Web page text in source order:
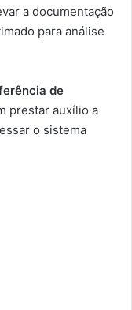
a documentação
para análise
de
prestar auxílio a
o sistema